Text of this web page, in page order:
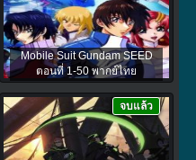
Mobile Suit Gundam SEED
ตอนที่ 1-50 พากย์ไทย
จบแล้ว